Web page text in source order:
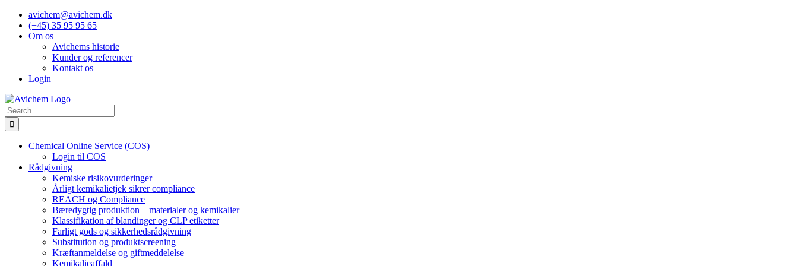
Skip
content
avichem@avichem.dk
(+45) 35 95 95 65
Om os
Avichems historie
Kunder og referencer
Kontakt os
Login
Search
for:
Chemical Online Service (COS)
Login til COS
Rådgivning
Kemiske risikovurderinger
Årligt kemikalietjek sikrer compliance
REACH og Compliance
Bæredygtig produktion – materialer og kemikalier
Klassifikation af blandinger og CLP etiketter
Farligt gods og sikkerhedsrådgivning
Substitution og produktscreening
Kræftanmeldelse og giftmeddelelse
Kemikalieaffald